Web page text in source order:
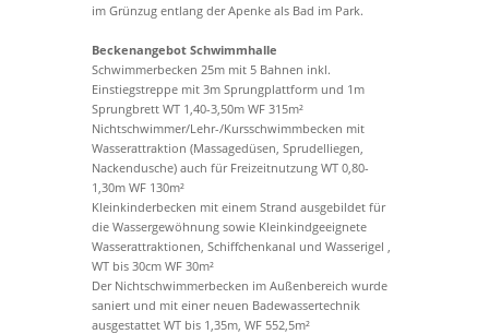
im Grünzug entlang der Apenke als Bad im Park.
Beckenangebot Schwimmhalle
Schwimmerbecken 25m mit 5 Bahnen inkl.
Einstiegstreppe mit 3m Sprungplattform und 1m
Sprungbrett WT 1,40-3,50m WF 315m²
Nichtschwimmer/Lehr-/Kursschwimmbecken mit
Wasserattraktion (Massagedüsen, Sprudelliegen,
Nackendusche) auch für Freizeitnutzung WT 0,80-
1,30m WF 130m²
Kleinkinderbecken mit einem Strand ausgebildet für
die Wassergewöhnung sowie Kleinkindgeeignete
Wasserattraktionen, Schiffchenkanal und Wasserigel ,
WT bis 30cm WF 30m²
Der Nichtschwimmerbecken im Außenbereich wurde
saniert und mit einer neuen Badewassertechnik
ausgestattet WT bis 1,35m, WF 552,5m²